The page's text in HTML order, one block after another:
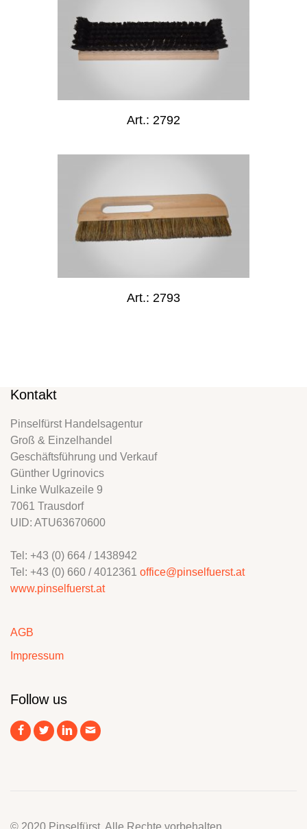
Art.: 2792
Art.: 2793
Kontakt
Pinselfürst Handelsagentur
Groß & Einzelhandel
Geschäftsführung und Verkauf
Günther Ugrinovics
Linke Wulkazeile 9
7061 Trausdorf
UID: ATU63670600
Tel: +43 (0) 664 / 1438942
Tel: +43 (0) 660 / 4012361 office@pinselfuerst.at
www.pinselfuerst.at
AGB
Impressum
Follow us
© 2020 Pinselfürst. Alle Rechte vorbehalten.